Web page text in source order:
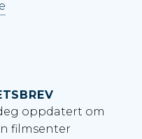
oppdatert om
filmsenter